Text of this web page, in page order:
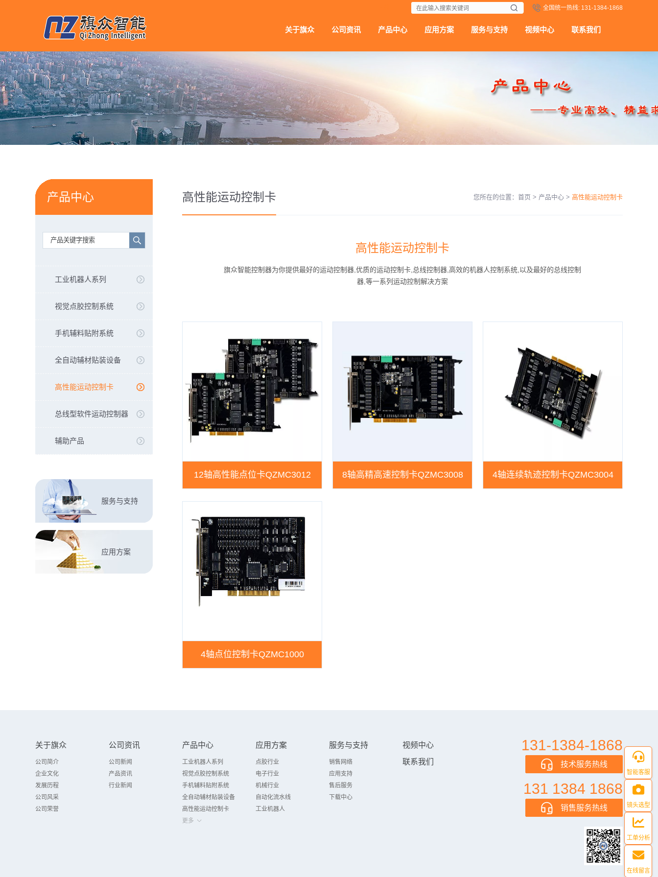
全国统一热线: 131-1384-1868
关于旗众 公司资讯 产品中心 应用方案 服务与支持 视频中心 联系我们
产品中心
工业机器人系列
视觉点胶控制系统
手机辅料贴附系统
全自动辅材贴装设备
高性能运动控制卡
总线型软件运动控制器
辅助产品
服务与支持
应用方案
高性能运动控制卡 您所在的位置： 首页 > 产品中心 > 高性能运动控制卡
高性能运动控制卡
旗众智能控制器为你提供最好的运动控制器,优质的运动控制卡,总线控制器,高效的机器人控制系统,以及最好的总线控制
器,等一系列运动控制解决方案
12轴高性能点位卡QZMC3012 8轴高精高速控制卡QZMC3008 4轴连续轨迹控制卡QZMC3004
4轴点位控制卡QZMC1000
关于旗众
公司简介
企业文化
发展历程
公司风采
公司荣誉
公司资讯
公司新闻
产品资讯
行业新闻
产品中心
工业机器人系列
视觉点胶控制系统
手机辅料贴附系统
全自动辅材贴装设备
高性能运动控制卡
更多
应用方案
点胶行业
电子行业
机械行业
自动化流水线
工业机器人
服务与支持
销售网络
应用支持
售后服务
下载中心
视频中心
联系我们
131-1384-1868
技术服务热线
131 1384 1868
销售服务热线
智能客服
镜头选型
工单分析
在线留言